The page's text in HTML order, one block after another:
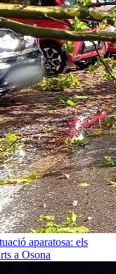
aparatosa: els
a Osona